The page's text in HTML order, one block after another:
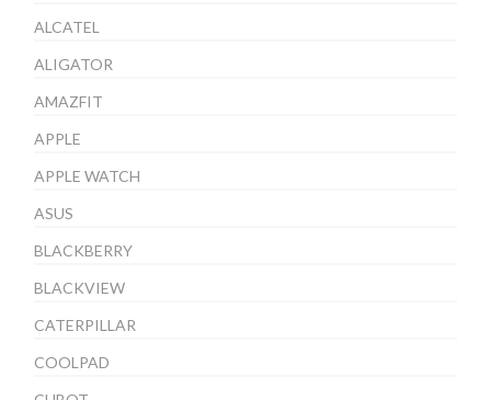
ALCATEL
ALIGATOR
AMAZFIT
APPLE
APPLE WATCH
ASUS
BLACKBERRY
BLACKVIEW
CATERPILLAR
COOLPAD